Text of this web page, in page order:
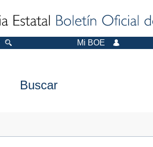
Mi BOE
Buscar